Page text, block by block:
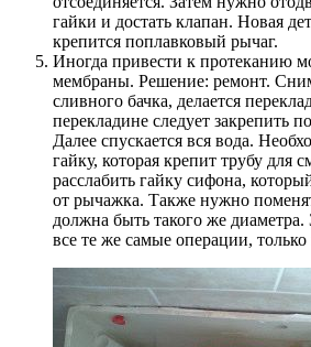
гайки и достать клапан. Новая
крепится поплавковый рычаг.
Иногда привести к протеканию
мембраны. Решение: ремонт.
сливного бачка, делается
перекладине следует закрепить
Далее спускается вся вода.
гайку, которая крепит трубу для
расслабить гайку сифона,
от рычажка. Также нужно
должна быть такого же
все те же самые операции, только